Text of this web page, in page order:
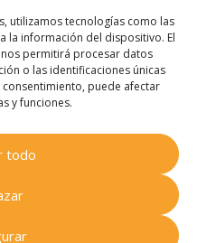
utilizamos tecnologías como las
la información del dispositivo. El
permitirá procesar datos
o las identificaciones únicas
puede afectar
y funciones.
todo
fades
reservats.
.Política de privacitat